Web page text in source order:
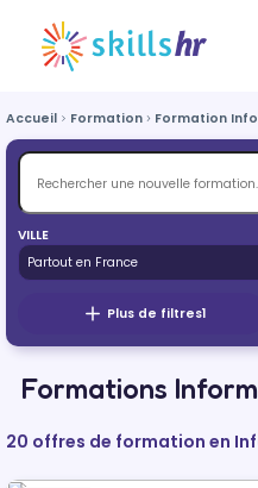
Accueil Formation Formation
VILLE
Plus de filtres1
Formations
20 offres de formation en